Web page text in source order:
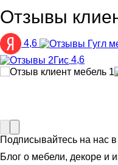
Отзывы
4,6
4,6
Подписывайтесь на нас
Блог о мебели, декоре и